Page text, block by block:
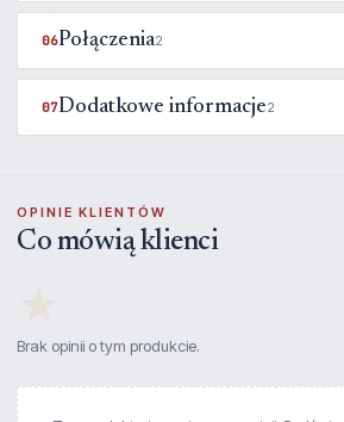
06Połączenia2
07Dodatkowe informacje2
OPINIE KLIENTÓW
Co mówią klienci
Brak opinii o tym produkcie.